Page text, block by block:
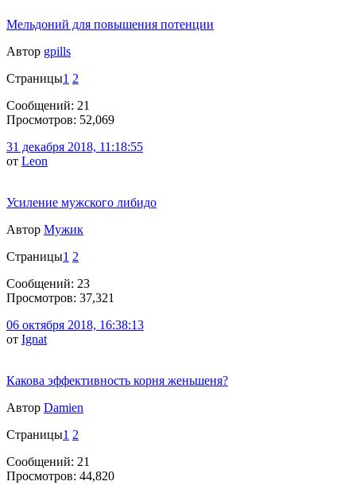
Мельдоний для повышения потенции
Автор gpills
Страницы1 2
Сообщений: 21
Просмотров: 52,069
31 декабря 2018, 11:18:55
от Leon
Усиление мужского либидо
Автор Мужик
Страницы1 2
Сообщений: 23
Просмотров: 37,321
06 октября 2018, 16:38:13
от Ignat
Какова эффективность корня женьшеня?
Автор Damien
Страницы1 2
Сообщений: 21
Просмотров: 44,820